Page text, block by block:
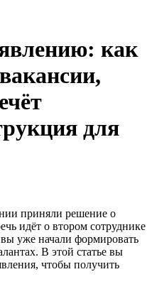
как
для
приняли решение о
идёт о втором сотруднике
уже начали формировать
В этой статье вы
чтобы получить